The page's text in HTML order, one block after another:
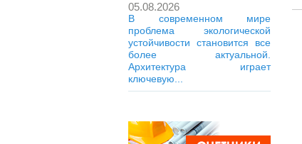
05.08.2026
В современном мире
проблема экологической
устойчивости становится все
более актуальной.
Архитектура играет
ключевую...